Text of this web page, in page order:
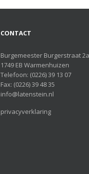
CONTACT
Burgemeester Burgerstraat 2a
1749 EB Warmenhuizen
Telefoon: (0226) 39 13 07
Fax: (0226) 39 48 35
info@latenstein.nl
privacyverklaring